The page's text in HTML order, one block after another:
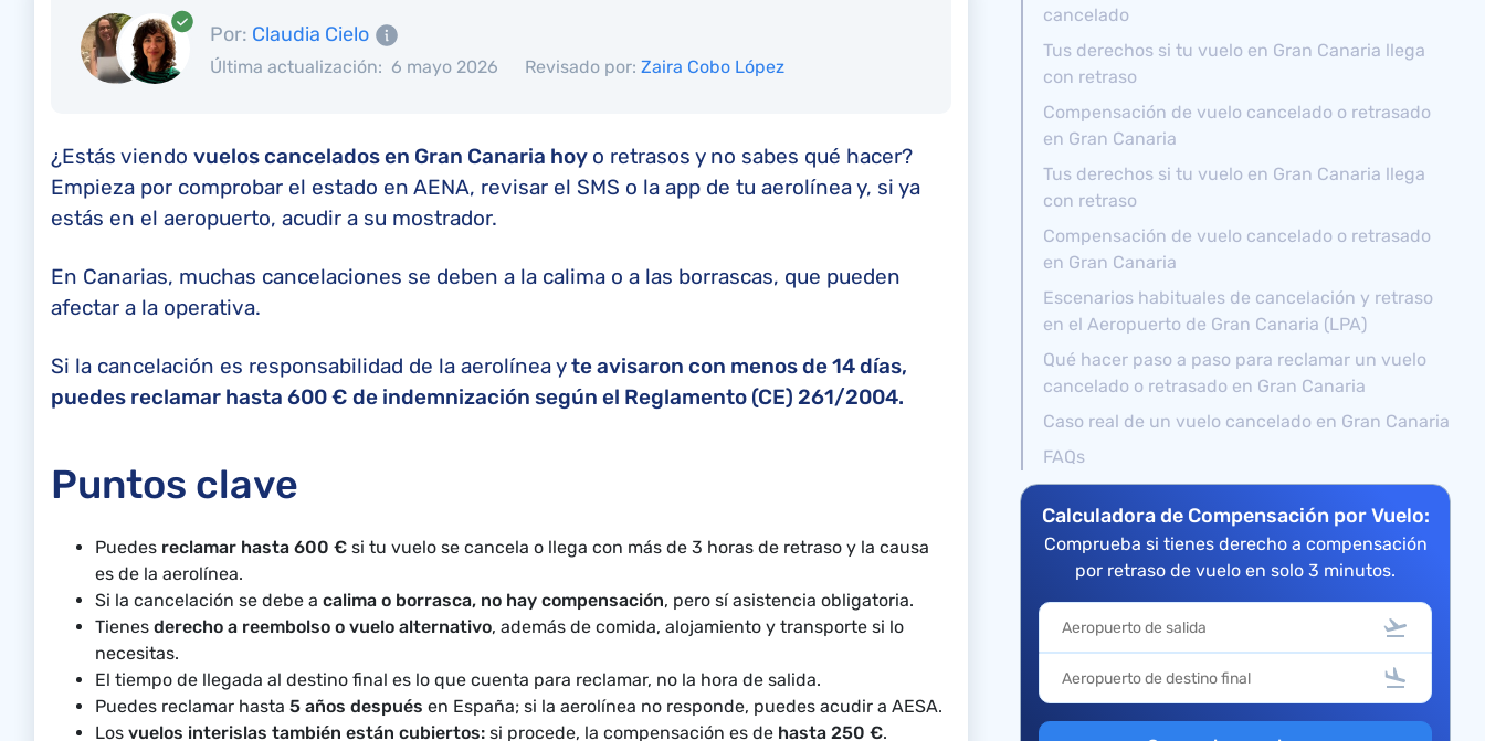
Por: Claudia Cielo
Última actualización: 6 mayo 2026 Revisado por: Zaira Cobo López
¿Estás viendo vuelos cancelados en Gran Canaria hoy o retrasos y no sabes qué hacer?
Empieza por comprobar el estado en AENA, revisar el SMS o la app de tu aerolínea y, si ya
estás en el aeropuerto, acudir a su mostrador.
En Canarias, muchas cancelaciones se deben a la calima o a las borrascas, que pueden
afectar a la operativa.
Si la cancelación es responsabilidad de la aerolínea yte avisaron con menos de 14 días,
puedes reclamar hasta 600 € de indemnización según el Reglamento (CE) 261/2004.
Puntos clave
Puedes reclamar hasta 600 € si tu vuelo se cancela o llega con más de 3 horas de retraso y la causa
es de la aerolínea.
Si la cancelación se debe a calima o borrasca, no hay compensación, pero sí asistencia obligatoria.
Tienes derecho a reembolso o vuelo alternativo, además de comida, alojamiento y transporte si lo
necesitas.
El tiempo de llegada al destino final es lo que cuenta para reclamar, no la hora de salida.
Puedes reclamar hasta 5 años después en España; si la aerolínea no responde, puedes acudir a AESA.
Los vuelos interislas también están cubiertos: si procede, la compensación es de hasta 250 €.
cancelado
Tus derechos si tu vuelo en Gran Canaria llega
con retraso
Compensación de vuelo cancelado o retrasado
en Gran Canaria
Tus derechos si tu vuelo en Gran Canaria llega
con retraso
Compensación de vuelo cancelado o retrasado
en Gran Canaria
Escenarios habituales de cancelación y retraso
en el Aeropuerto de Gran Canaria (LPA)
Qué hacer paso a paso para reclamar un vuelo
cancelado o retrasado en Gran Canaria
Caso real de un vuelo cancelado en Gran Canaria
FAQs
Calculadora de Compensación por Vuelo:
Comprueba si tienes derecho a compensación
por retraso de vuelo en solo 3 minutos.